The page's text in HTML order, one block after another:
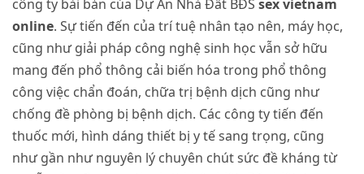
công ty bài bản của Dự Án Nhà Đất BĐS sex vietnam
online. Sự tiến đến của trí tuệ nhân tạo nên, máy học,
cũng như giải pháp công nghệ sinh học vẫn sở hữu
mang đến phổ thông cải biến hóa trong phổ thông
công việc chẩn đoán, chữa trị bệnh dịch cũng như
chống đề phòng bị bệnh dịch. Các công ty tiến đến
thuốc mới, hình dáng thiết bị y tế sang trọng, cũng
như gần như nguyên lý chuyên chút sức đề kháng từ